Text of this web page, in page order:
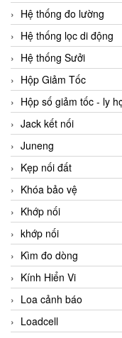
Hệ thống đo lường
Hệ thống lọc di động
Hệ thống Sưởi
Hộp Giảm Tốc
Hộp số giảm tốc - ly
Jack kết nối
Juneng
Kẹp nối đất
Khóa bảo vệ
Khớp nối
khớp nối
Kìm đo dòng
Kính Hiển Vi
Loa cảnh báo
Loadcell